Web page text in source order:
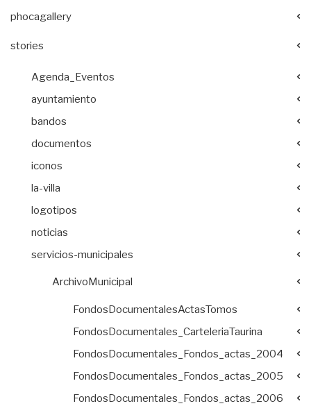
phocagallery
stories
Agenda_Eventos
ayuntamiento
bandos
documentos
iconos
la-villa
logotipos
noticias
servicios-municipales
ArchivoMunicipal
FondosDocumentalesActasTomos
FondosDocumentales_CarteleriaTaurina
FondosDocumentales_Fondos_actas_2004
FondosDocumentales_Fondos_actas_2005
FondosDocumentales_Fondos_actas_2006